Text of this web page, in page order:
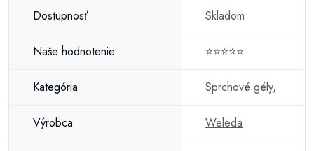
Dostupnosť Skladom
Naše hodnotenie ⭐⭐⭐⭐⭐
Kategória Sprchové gély,
Výrobca Weleda